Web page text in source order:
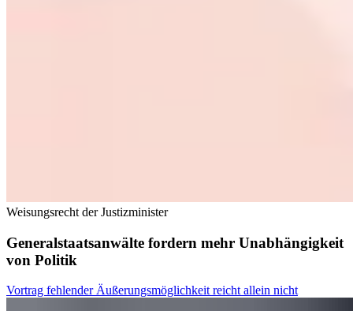
Weisungsrecht der Justizminister
Generalstaatsanwälte fordern mehr Unabhängigkeit
von Politik
Vortrag fehlender Äußerungsmöglichkeit reicht allein nicht